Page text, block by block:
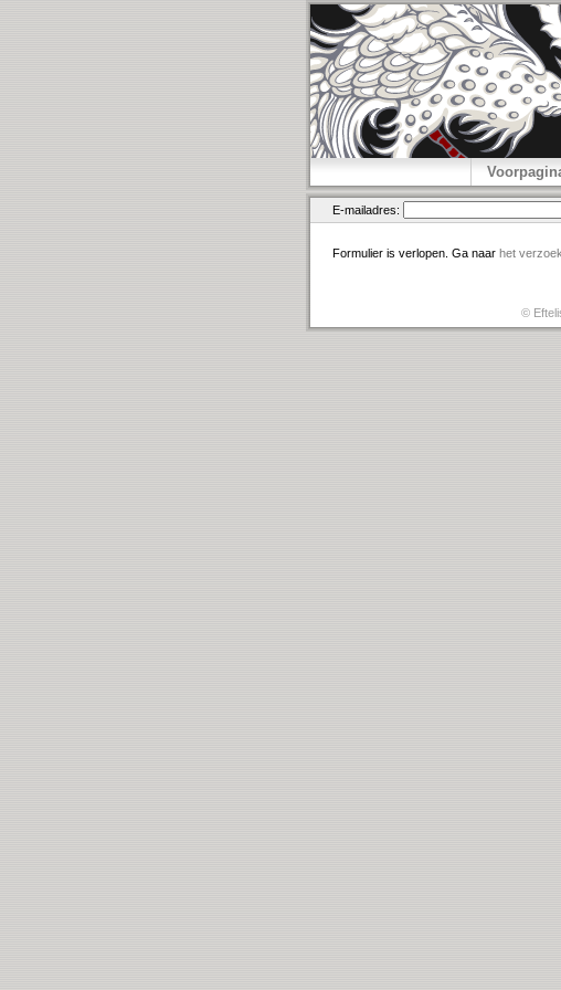
E-mailadres:
Formulier is verlopen. Ga naar het verzoek
©